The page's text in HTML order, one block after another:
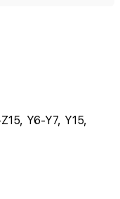
Y6-Y7, Y15,